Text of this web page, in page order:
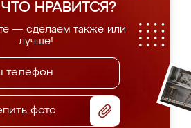
ЧТО НРАВИТСЯ?
— сделаем также или
лучше!
фото